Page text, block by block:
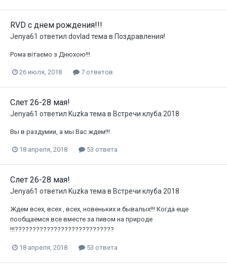
RVD с днем рождения!!!
Jenya61 ответил dovlad тема в Поздравления!
Рома вітаємо з Днюхою!!!
26 июля, 2018 7 ответов
Слет 26-28 мая!
Jenya61 ответил Kuzkaтема в Встречи клуба 2018
Вы в раздумии, а мы Вас ждем!!!
18 апреля, 2018 53 ответа
Слет 26-28 мая!
Jenya61 ответил Kuzkaтема в Встречи клуба 2018
Ждем всех, всех , всех, новеньких и бывалых!!! Когда еще
пообщаемся все вместе за пивом на природе
!!!????????????????????????????
18 апреля, 2018 53 ответа